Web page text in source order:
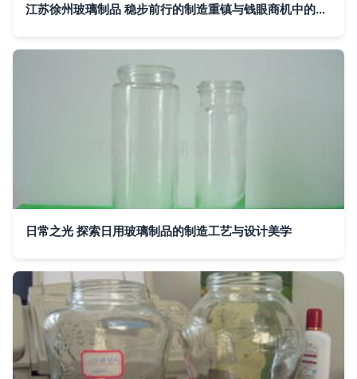
江苏徐州玻璃制品 稳步前行的制造重镇与钱眼商机中的新价值
日常之光 探索日用玻璃制品的制造工艺与设计美学